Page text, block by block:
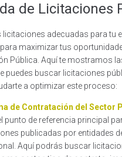
de Licitaciones
licitaciones adecuadas para tu
maximizar tus
Pública. Aquí te mostramos
puedes buscar licitaciones
a optimizar este proceso:
de Contratación del Sector
punto de referencia principal
publicadas por entidades
Aquí podrás buscar